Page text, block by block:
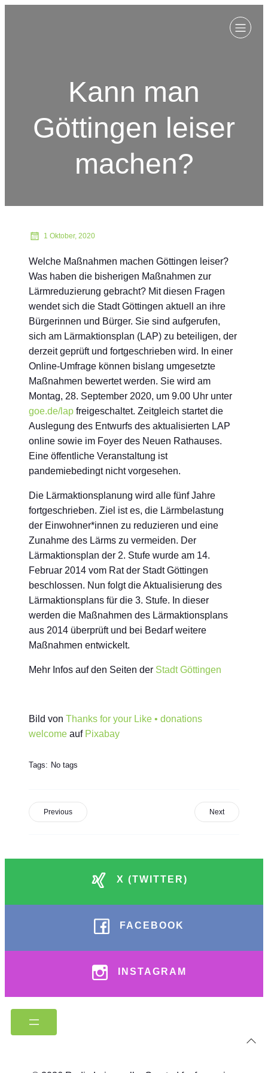
Kann man
Göttingen leiser
machen?
1 Oktober, 2020
Welche Maßnahmen machen Göttingen leiser?
Was haben die bisherigen Maßnahmen zur
Lärmreduzierung gebracht? Mit diesen Fragen
wendet sich die Stadt Göttingen aktuell an ihre
Bürgerinnen und Bürger. Sie sind aufgerufen,
sich am Lärmaktionsplan (LAP) zu beteiligen, der
derzeit geprüft und fortgeschrieben wird. In einer
Online-Umfrage können bislang umgesetzte
Maßnahmen bewertet werden. Sie wird am
Montag, 28. September 2020, um 9.00 Uhr unter
goe.de/lap freigeschaltet. Zeitgleich startet die
Auslegung des Entwurfs des aktualisierten LAP
online sowie im Foyer des Neuen Rathauses.
Eine öffentliche Veranstaltung ist
pandemiebedingt nicht vorgesehen.
Die Lärmaktionsplanung wird alle fünf Jahre
fortgeschrieben. Ziel ist es, die Lärmbelastung
der Einwohner*innen zu reduzieren und eine
Zunahme des Lärms zu vermeiden. Der
Lärmaktionsplan der 2. Stufe wurde am 14.
Februar 2014 vom Rat der Stadt Göttingen
beschlossen. Nun folgt die Aktualisierung des
Lärmaktionsplans für die 3. Stufe. In dieser
werden die Maßnahmen des Lärmaktionsplans
aus 2014 überprüft und bei Bedarf weitere
Maßnahmen entwickelt.
Mehr Infos auf den Seiten der Stadt Göttingen
Bild von Thanks for your Like • donations
welcome auf Pixabay
Tags: No tags
Previous Next
X (TWITTER)
FACEBOOK
INSTAGRAM